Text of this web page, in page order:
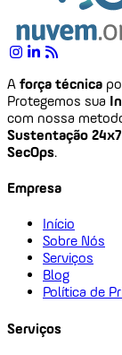
A força técnica
Protegemos sua
com nossa
Sustentação 24x7
SecOps.
Empresa
Início
Sobre Nós
Serviços
Blog
Política de
Serviços